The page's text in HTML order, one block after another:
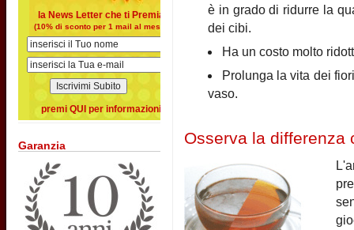
la News Letter che ti Premia
(10% di sconto per 1 mail al mese)
premi QUI per informazioni
Garanzia
è in grado di ridurre la
dei cibi.
Ha un costo molto
Prolunga la vita dei
vaso.
Osserva la differenza